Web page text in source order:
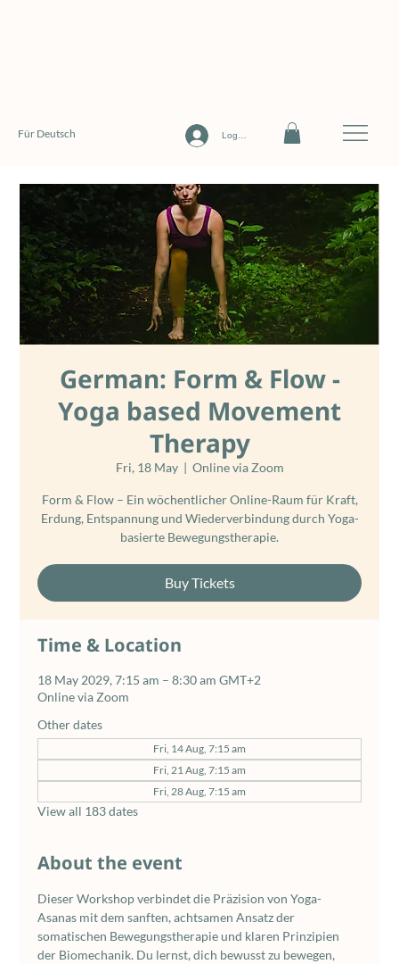
Log In
Für Deutsch
German: Form & Flow -
Yoga based Movement
Therapy
Fri, 18 May
  |
Online via Zoom
Form & Flow – Ein wöchentlicher Online-Raum für Kraft,
Erdung, Entspannung und Wiederverbindung durch Yoga-
basierte Bewegungstherapie.
Buy Tickets
Time & Location
18 May 2029, 7:15 am – 8:30 am GMT+2
Online via Zoom
Other dates
Fri, 14 Aug, 7:15 am
Fri, 21 Aug, 7:15 am
Fri, 28 Aug, 7:15 am
View all 183 dates
About the event
Dieser Workshop verbindet die Präzision von Yoga-
Asanas mit dem sanften, achtsamen Ansatz der
somatischen Bewegungstherapie und klaren Prinzipien
der Biomechanik. Du lernst, dich bewusst zu bewegen,